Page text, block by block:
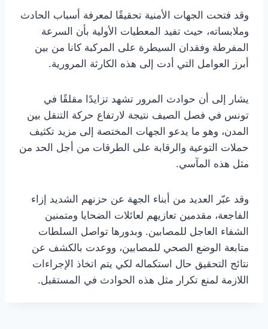
وقد فتحت الجهات الأمنية تحقيقًا لمعرفة أسباب الحادث
وملابساته، حيث تفيد المعطيات الأولية بأن السرعة
المفرطة وفقدان السيطرة على المركبة كانا من بين
أبرز العوامل التي أدت إلى هذه الكارثة المرورية.
يشار إلى أن حوادث المرور تشهد تزايدًا مقلقًا في
تونس في فصل الصيف نتيجة لارتفاع حركة التنقل بين
المدن، وهو ما يدعو الجهات المختصة إلى مزيد تكثيف
حملات التوعية والرقابة على الطرقات من أجل الحد من
مثل هذه المآسي.
وقد عبّر العديد من أبناء الجهة عن حزنهم الشديد إزاء
الفاجعة، مقدمين تعازيهم لعائلات الضحايا ومتمنين
الشفاء العاجل للمصابين. وبدورها تواصل السلطات
متابعة الوضع الصحي للمصابين، ووعدت بالكشف عن
نتائج التحقيق حال استكماله لكي يتم اتخاذ الإجراءات
اللازمة لمنع تكرار مثل هذه الحوادث في المستقبل.